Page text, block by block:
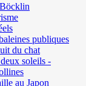
publiques
du chat
soleils -
au Japon